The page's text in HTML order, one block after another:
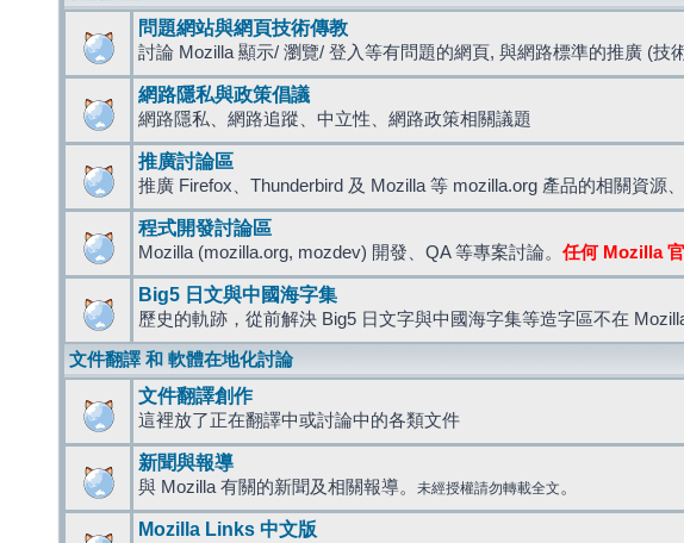
問題網站與網頁技術傳教
討論 Mozilla 顯示/ 瀏覽/ 登入等有問題的網頁, 與網路標準的推廣 (技
網路隱私與政策倡議
網路隱私、網路追蹤、中立性、網路政策相關議題
推廣討論區
推廣 Firefox、Thunderbird 及 Mozilla 等 mozilla.org 產品的相關資源、
程式開發討論區
Mozilla (mozilla.org, mozdev) 開發、QA 等專案討論。 任何 Mozilla
Big5 日文與中國海字集
歷史的軌跡，從前解決 Big5 日文字與中國海字集等造字區不在
文件翻譯 和 軟體在地化討論
文件翻譯創作
這裡放了正在翻譯中或討論中的各類文件
新聞與報導
與 Mozilla 有關的新聞及相關報導。 未經授權請勿轉載全文 。
Mozilla Links 中文版